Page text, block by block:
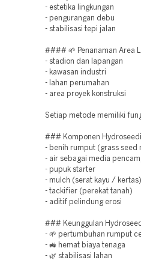
- estetika lingkungan
- pengurangan debu
- stabilisasi tepi jalan
#### 🌱 Penanaman Area
- stadion dan lapangan
- kawasan industri
- lahan perumahan
- area proyek konstruksi
Setiap metode memiliki
### Komponen
- benih rumput (grass seed
- air sebagai media
- pupuk starter
- mulch (serat kayu / kertas)
- tackifier (perekat tanah)
- aditif pelindung erosi
### Keunggulan
- 🌱 pertumbuhan rumput
- 🚜 hemat biaya tenaga
- 🌿 stabilisasi lahan